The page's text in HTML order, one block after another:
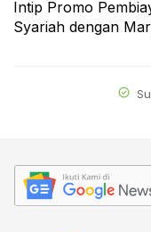
Intip Promo
Syariah dengan